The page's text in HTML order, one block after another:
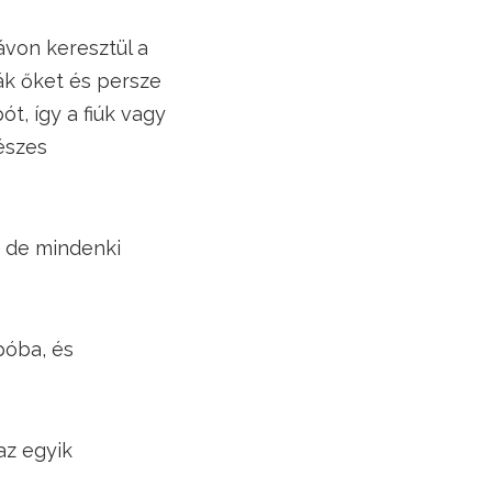
keresztül a
őket és persze
így a fiúk vagy
mindenki
és
egyik